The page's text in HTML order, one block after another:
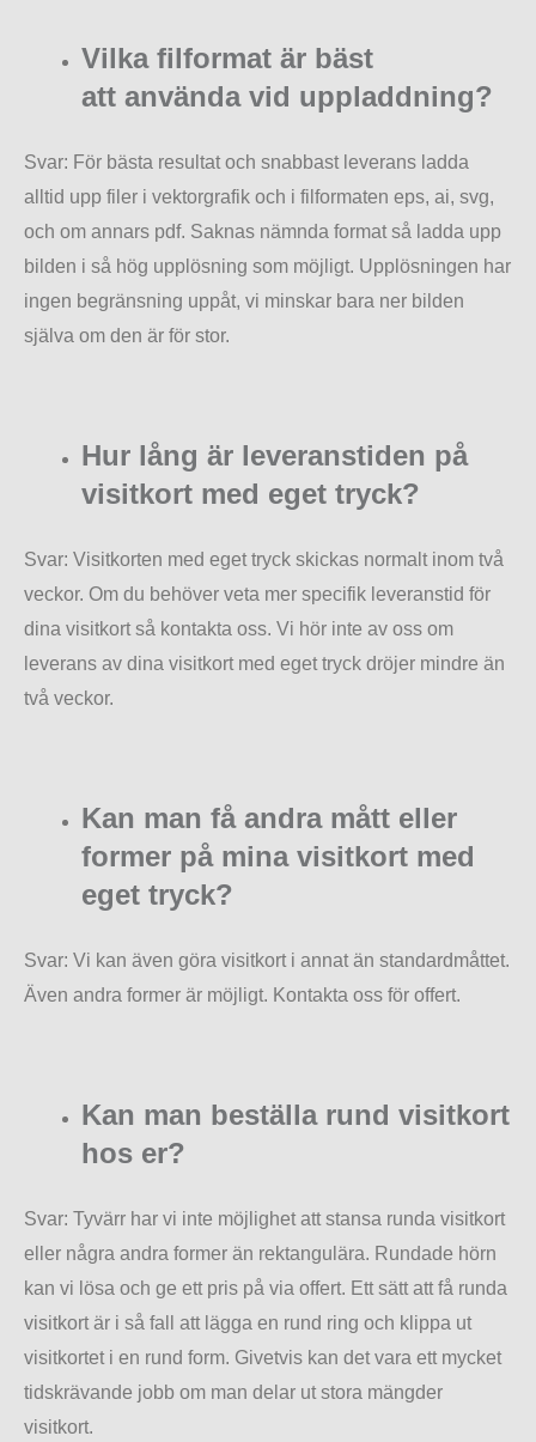
Vilka filformat är bäst
att använda vid uppladdning?
Svar: För bästa resultat och snabbast leverans ladda
alltid upp filer i vektorgrafik och i filformaten eps, ai, svg,
och om annars pdf. Saknas nämnda format så ladda upp
bilden i så hög upplösning som möjligt. Upplösningen har
ingen begränsning uppåt, vi minskar bara ner bilden
själva om den är för stor.
Hur lång är leveranstiden på
visitkort med eget tryck?
Svar: Visitkorten med eget tryck skickas normalt inom två
veckor. Om du behöver veta mer specifik leveranstid för
dina visitkort så kontakta oss. Vi hör inte av oss om
leverans av dina visitkort med eget tryck dröjer mindre än
två veckor.
Kan man få andra mått eller
former på mina visitkort med
eget tryck?
Svar: Vi kan även göra visitkort i annat än standardmåttet.
Även andra former är möjligt. Kontakta oss för offert.
Kan man beställa rund visitkort
hos er?
Svar: Tyvärr har vi inte möjlighet att stansa runda visitkort
eller några andra former än rektangulära. Rundade hörn
kan vi lösa och ge ett pris på via offert. Ett sätt att få runda
visitkort är i så fall att lägga en rund ring och klippa ut
visitkortet i en rund form. Givetvis kan det vara ett mycket
tidskrävande jobb om man delar ut stora mängder
visitkort.